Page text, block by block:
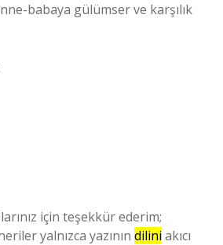
babaya gülümser ve karşılık
için teşekkür ederim;
yalnızca yazının dilini akıcı